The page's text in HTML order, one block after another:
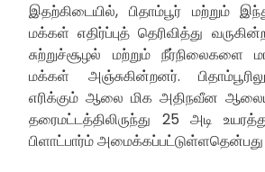
இதற்கிடையில், பிதாம்பூர் மற்றும்
மக்கள் எதிர்ப்புத் தெரிவித்து
சுற்றுச்சூழல் மற்றும் நீர்நிலைகளை
மக்கள் அஞ்சுகின்றனர்.
எரிக்கும் ஆலை மிக அதிநவீன
தரைமட்டத்திலிருந்து 25 அடி
பிளாட்பார்ம் அமைக்கப்பட்டுள்ளதென்பது